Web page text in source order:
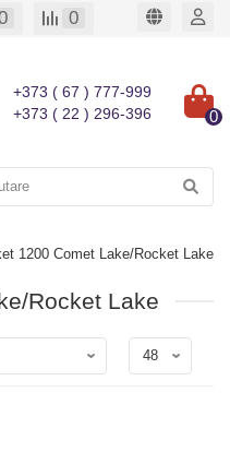
0
+373 ( 67 ) 777-999
+373 ( 22 ) 296-396
0
1200 Comet Lake/Rocket Lake
Rocket Lake